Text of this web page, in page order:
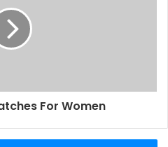
For Women